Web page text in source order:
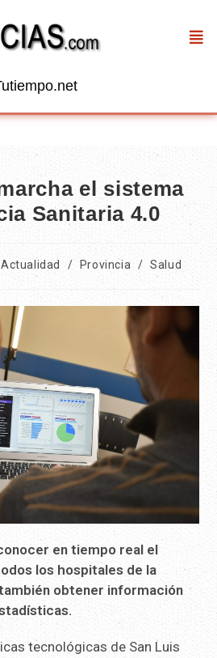
el sistema
Sanitaria 4.0
Actualidad / Provincia / Salud
en tiempo real el
los hospitales de la
obtener información
tecnológicas de San Luis